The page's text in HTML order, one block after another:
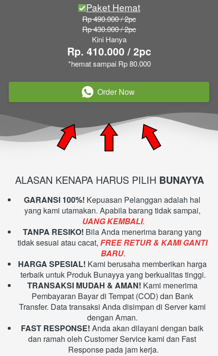
Paket Hemat
Rp 490.000 / 2pc
Rp 430.000 / 2pc
Kini Hanya
Rp. 410.000 / 2pc
*hemat sampai Rp 80.000
` Order Now
ALASAN KENAPA HARUS PILIH BUNAYYA
GARANSI 100%! Kepuasan Pelanggan adalah hal
UANG KEMBALI.
TANPA RESIKO! Bila Anda menerima barang yang
tidak sesuai atau cacat, FREE RETUR & KAMI GANTI
BARU.
HARGA SPESIAL! Kami berusaha memberikan harga
terbaik untuk Produk Bunayya yang berkualitas tinggi.
TRANSAKSI MUDAH & AMAN! Kami menerima
Pembayaran Bayar di Tempat (COD) dan Bank
Transfer. Data transaksi Anda disimpan di Server kami
dengan Aman.
FAST RESPONSE! Anda akan dilayani dengan baik
dan ramah oleh Customer Service kami dan Fast
Response pada jam kerja.